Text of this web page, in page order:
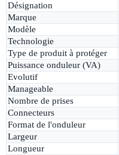
Désignation
Marque
Modèle
Technologie
Type de produit à protéger
Puissance onduleur (VA)
Evolutif
Manageable
Nombre de prises
Connecteurs
Format de l'onduleur
Largeur
Longueur